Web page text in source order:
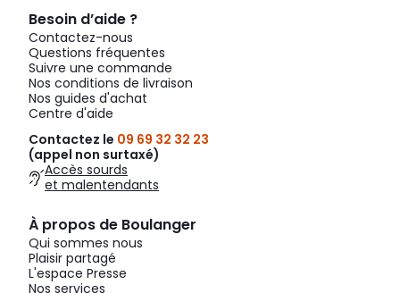
Besoin d’aide ?
Contactez-nous
Questions fréquentes
Suivre une commande
Nos conditions de livraison
Nos guides d'achat
Centre d'aide
Contactez le 09 69 32 32 23
(appel non surtaxé)
Accès sourds
et malentendants
À propos de Boulanger
Qui sommes nous
Plaisir partagé
L'espace Presse
Nos services